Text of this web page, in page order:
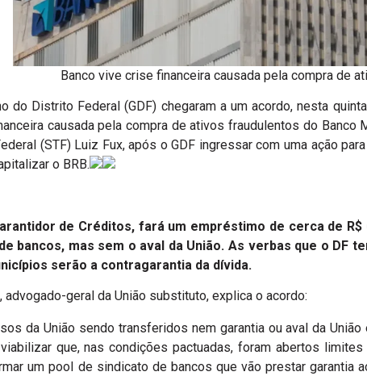
Banco vive crise financeira causada pela compra de
do Distrito Federal (GDF) chegaram a um acordo, nesta
causada pela compra de ativos fraudulentos do
(STF) Luiz Fux, após o GDF ingressar com uma ação
o BRB.
de Créditos, fará um empréstimo de cerca de
bancos, mas sem o aval da União. As verbas que o DF
serão a contragarantia da dívida.
advogado-geral da União substituto, explica o acordo:
da União sendo transferidos nem garantia ou aval da
que, nas condições pactuadas, foram abertos
um pool de sindicato de bancos que vão prestar garantia